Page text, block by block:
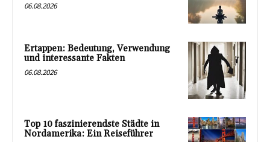
06.08.2026
Ertappen: Bedeutung, Verwendung
und interessante Fakten
06.08.2026
Top 10 faszinierendste Städte in
Nordamerika: Ein Reiseführer